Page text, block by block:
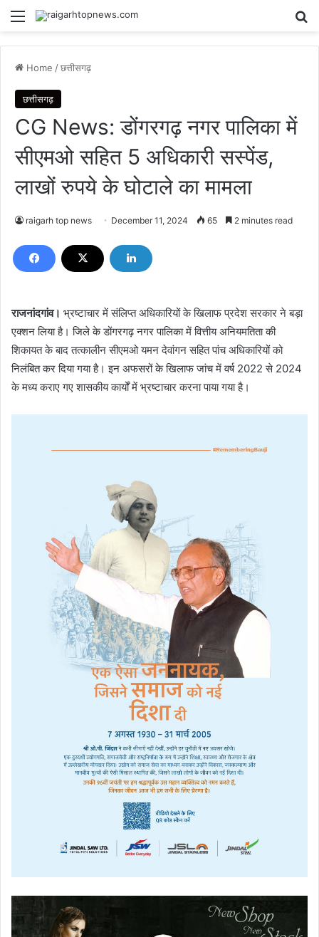
Menu
Home /छत्तीसगढ़
छत्तीसगढ़
CG News: डोंगरगढ़ नगर पालिका में
सीएमओ सहित 5 अधिकारी सस्पेंड,
लाखों रुपये के घोटाले का मामला
raigarh top news December 11, 2024 65 2 minutes read
राजनांदगांव। भ्रष्टाचार में संलिप्त अधिकारियों के खिलाफ प्रदेश सरकार ने बड़ा
एक्शन लिया है। जिले के डोंगरगढ़ नगर पालिका में वित्तीय अनियमतिता की
शिकायत के बाद तत्कालीन सीएमओ यमन देवांगन सहित पांच अधिकारियों को
निलंबित कर दिया गया है। इन अफसरों के खिलाफ जांच में वर्ष 2022 से 2024
के मध्य कराए गए शासकीय कार्यों में भ्रष्टाचार करना पाया गया है।